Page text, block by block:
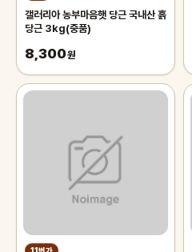
갤러리아 농부마음햇 당근 국내산 흙
당근 3kg(중품)
8,300원